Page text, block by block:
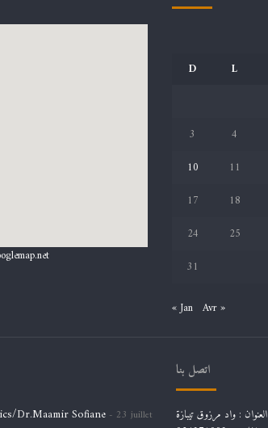
D
L
3
4
10
11
17
18
24
25
31
« Jan Avr »
Dr.Maamir Sofiane
23 juillet
اتصل بنا
العنوان : واد مرزوق تيبازة